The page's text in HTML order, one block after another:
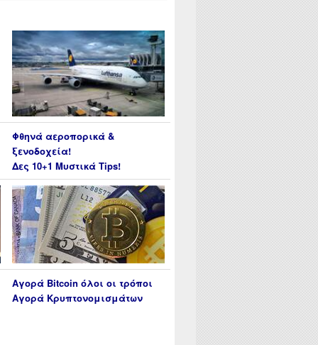
Φθηνά αεροπορικά &
ξενοδοχεία!
Δες 10+1 Μυστικά Tips!
Αγορά Bitcoin όλοι οι τρόποι
Αγορά Κρυπτονομισμάτων